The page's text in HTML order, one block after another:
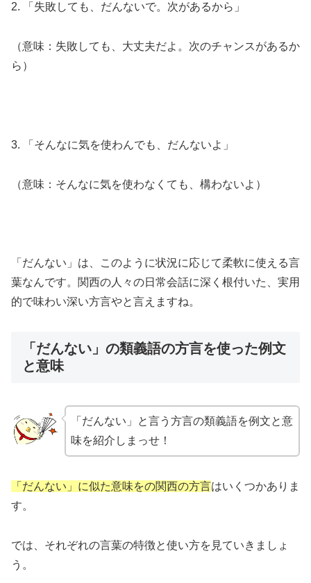
2. 「失敗しても、だんないで。次があるから」
（意味：失敗しても、大丈夫だよ。次のチャンスがあるか
ら）
3. 「そんなに気を使わんでも、だんないよ」
（意味：そんなに気を使わなくても、構わないよ）
「だんない」は、このように状況に応じて柔軟に使える言
葉なんです。関西の人々の日常会話に深く根付いた、実用
的で味わい深い方言やと言えますね。
「だんない」の類義語の方言を使った例文
と意味
「だんない」と言う方言の類義語を例文と意
味を紹介しまっせ！
「だんない」に似た意味をの関西の方言はいくつかありま
す。
では、それぞれの言葉の特徴と使い方を見ていきましょ
う。